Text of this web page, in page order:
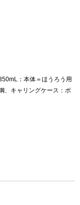
：本体＝ほうろう用
、キャリングケース：ポ